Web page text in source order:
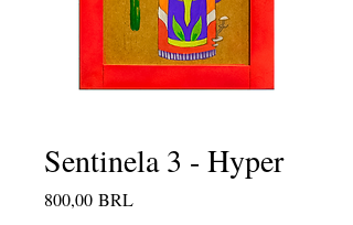
Sentinela 3 - Hyper
800,00 BRLPrecio